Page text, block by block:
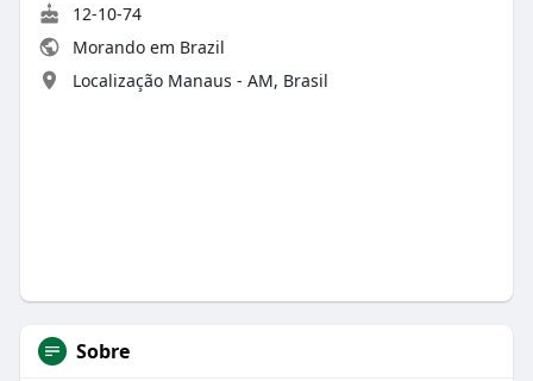
12-10-74
Morando em Brazil
Localização Manaus - AM, Brasil
Sobre